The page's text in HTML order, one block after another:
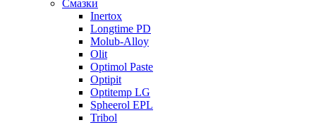
Смазки
Inertox
Longtime PD
Molub-Alloy
Olit
Optimol Paste
Optipit
Optitemp LG
Spheerol EPL
Tribol